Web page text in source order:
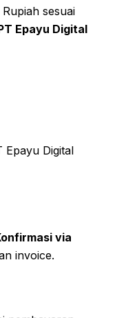
sesuai
Epayu Digital
Epayu Digital
via
invoice.